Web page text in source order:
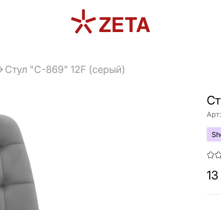
Стул "C-869" 12F (серый)
Арт: